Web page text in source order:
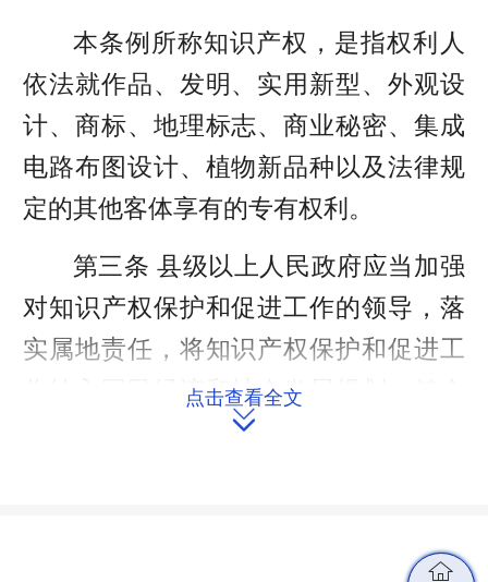
本条例所称知识产权，是指权利人
依法就作品、发明、实用新型、外观设
计、商标、地理标志、商业秘密、集成
电路布图设计、植物新品种以及法律规
定的其他客体享有的专有权利。
第三条 县级以上人民政府应当加强
对知识产权保护和促进工作的领导，落
实属地责任，将知识产权保护和促进工
作纳入国民经济和社会发展规划，健全
议事协调机制，将知识产权事业发展经
点击查看全文
